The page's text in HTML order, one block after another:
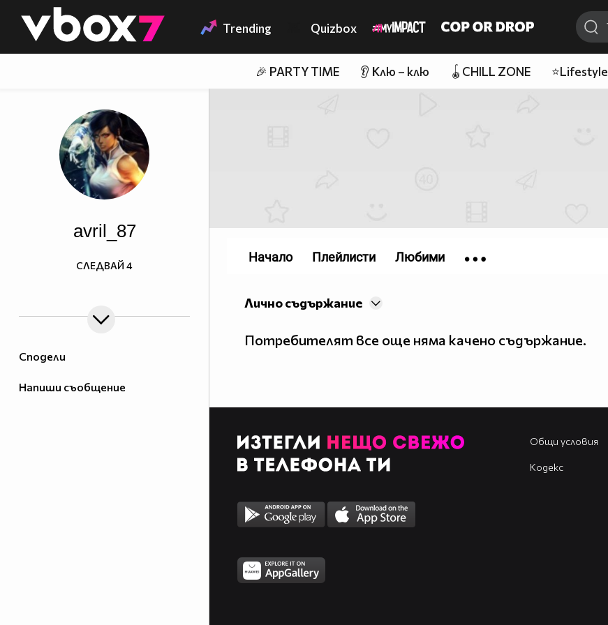
👾 Trending Quizbox
🎉 PARTY TIME 👂 Клю – клю 🪀CHILL ZONE ⭐Lifestyle
Сподели
Напиши съобщение
avril_87
СЛЕДВАЙ 4
Лично съдържание
Потребителят все още няма качено съдържание.
Начало Плейлисти Любими
Общи условия
Кодекс